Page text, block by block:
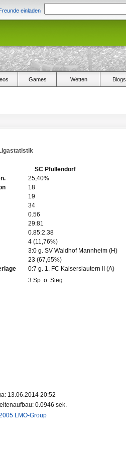
einladen
Games Wetten Blogs
SC Pfullendorf
25,40%
18
19
34
0.56
29:81
0.85:2.38
4 (11,76%)
3:0 g. SV Waldhof Mannheim (H)
23 (67,65%)
0:7 g. 1. FC Kaiserslautern II (A)
3 Sp. o. Sieg
13.06.2014 20:52
0.0946 sek.
LMO-Group